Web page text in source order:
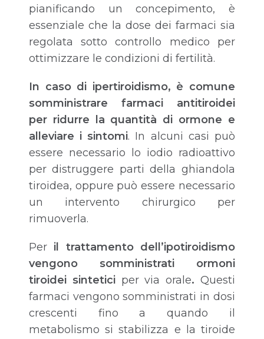
pianificando un concepimento, è
essenziale che la dose dei farmaci sia
regolata sotto controllo medico per
ottimizzare le condizioni di fertilità.
In caso di ipertiroidismo, è comune
somministrare farmaci antitiroidei
per ridurre la quantità di ormone e
alleviare i sintomi. In alcuni casi può
essere necessario lo iodio radioattivo
per distruggere parti della ghiandola
tiroidea, oppure può essere necessario
un intervento chirurgico per
rimuoverla.
Per il trattamento dell’ipotiroidismo
vengono somministrati ormoni
tiroidei sintetici per via orale. Questi
farmaci vengono somministrati in dosi
crescenti fino a quando il
metabolismo si stabilizza e la tiroide